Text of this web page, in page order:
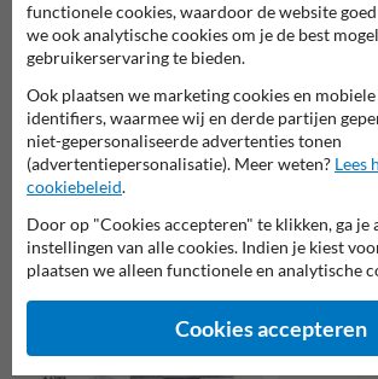
Verrijdbare bordenstandaard
TS-CUBE 450x450x270mm
voor paal Ø48mm - wit, grijs
Zandzak
Gerelateerde producten
functionele cookies, waardoor de website
we ook analytische cookies om je de best
gebruikerservaring te bieden.
Ook plaatsen we marketing cookies en
identifiers, waarmee wij en derde partijen
niet-gepersonaliseerde advertenties tonen
(advertentiepersonalisatie). Meer weten? Lees
cookiebeleid.
Door op "Cookies accepteren" te klikken, ga je
instellingen van alle cookies. Indien je kiest
plaatsen we alleen functionele en analytische
Cookies accepteren